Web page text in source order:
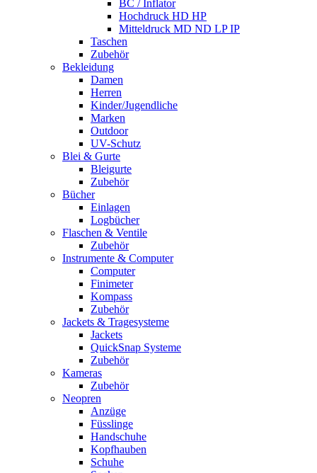
BC / Inflator
Hochdruck HD HP
Mitteldruck MD ND LP IP
Taschen
Zubehör
Bekleidung
Damen
Herren
Kinder/Jugendliche
Marken
Outdoor
UV-Schutz
Blei & Gurte
Bleigurte
Zubehör
Bücher
Einlagen
Logbücher
Flaschen & Ventile
Zubehör
Instrumente & Computer
Computer
Finimeter
Kompass
Zubehör
Jackets & Tragesysteme
Jackets
QuickSnap Systeme
Zubehör
Kameras
Zubehör
Neopren
Anzüge
Füsslinge
Handschuhe
Kopfhauben
Schuhe